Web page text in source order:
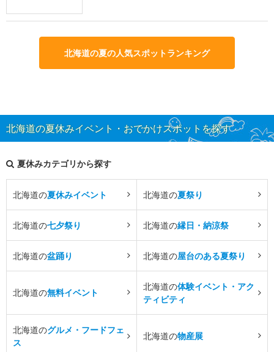
北海道の夏の人気スポットランキング
北海道の夏休みイベント・おでかけスポットを探す
夏休みカテゴリから探す
北海道の夏休みイベント 北海道の夏祭り
北海道の七夕祭り 北海道の縁日・納涼祭
北海道の盆踊り 北海道の屋台のある夏祭り
北海道の無料イベント
北海道の体験イベント・アク
ティビティ
北海道のグルメ・フードフェ
ス
北海道の物産展